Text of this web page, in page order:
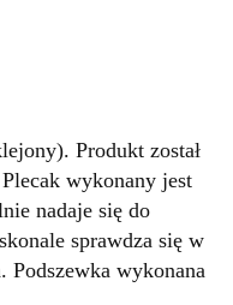
Produkt został
wykonany jest
nadaje się do
sprawdza się w
Podszewka wykonana